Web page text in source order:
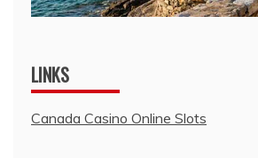
LINKS
Canada Casino Online Slots